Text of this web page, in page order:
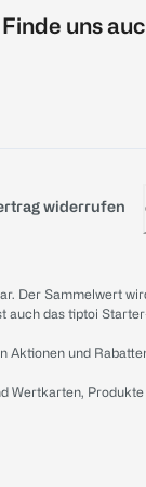
Finde uns
widerrufen
Der Sammelwert
auch das tiptoi
Aktionen und
Wertkarten,